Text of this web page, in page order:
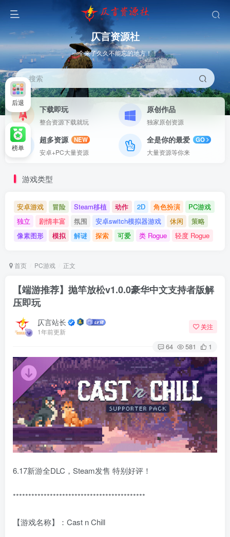
仄言资源社
一个来了久久不能忘的地方！！
搜索
下载即玩
整合资源下载就玩
原创作品
独家原创资源
超多资源
NEW
安卓+PC大量资源
全是你的最爱
GO
大量资源等你来
游戏类型
安卓游戏 冒险 Steam移植 动作 2D 角色扮演
PC游戏
独立
剧情丰富 氛围 安卓switch模拟器游戏 休闲
策略
像素图形
模拟 解谜 探索 可爱 类 Rogue 轻度 Rogue
首页 PC游戏 正文
【端游推荐】抛竿放松v1.0.0豪华中文支持者版解
压即玩
仄言站长
1年前更新
关注
64 581 1
6.17新游全DLC，Steam发售 特别好评！
*******************************************
【游戏名称】：Cast n Chill
后退
榜单